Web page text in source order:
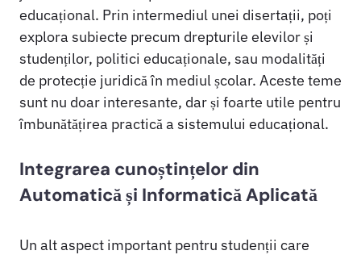
educațional. Prin intermediul unei disertații, poți
explora subiecte precum drepturile elevilor și
studenților, politici educaționale, sau modalități
de protecție juridică în mediul școlar. Aceste teme
sunt nu doar interesante, dar și foarte utile pentru
îmbunătățirea practică a sistemului educațional.
Integrarea cunoștințelor din
Automatică și Informatică Aplicată
Un alt aspect important pentru studenții care